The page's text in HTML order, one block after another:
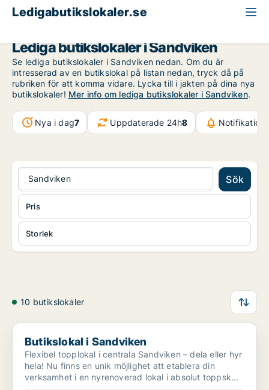
Ledigabutikslokaler.se
Lediga butikslokaler i Sandviken
Se lediga butikslokaler i Sandviken nedan. Om du är
intresserad av en butikslokal på listan nedan, tryck då på
rubriken för att komma vidare. Lycka till i jakten på dina nya
butikslokaler! Mer info om lediga butikslokaler i Sandviken.
Nya i dag7 Uppdaterade 24h8
Sandviken Sök
Storlek
Pris
10 butikslokaler
Butikslokal i Sandviken
Butikslokal i Sandviken
Flexibel topplokal i centrala Sandviken – dela eller hyr
hela! Nu finns en unik möjlighet att etablera din
verksamhet i en nyrenoverad lokal i absolut toppsk...